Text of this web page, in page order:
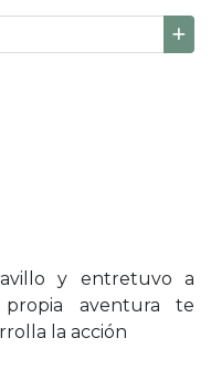
y entretuvo a
aventura te
la acción